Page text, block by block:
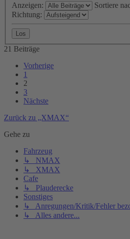
Anzeigen:
Sortiere
Richtung:
21 Beiträge
Vorherige
1
2
3
Nächste
Zurück zu „XMAX“
Gehe zu
Fahrzeug
↳ NMAX
↳ XMAX
Cafe
↳ Plauderecke
Sonstiges
↳ Anregungen/Kritik/Fehler
↳ Alles andere...